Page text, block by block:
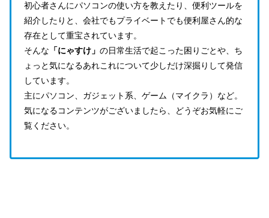
初心者さんにパソコンの使い方を教えたり、便利ツールを
紹介したりと、会社でもプライベートでも便利屋さん的な
存在として重宝されています。
そんな 「にゃすけ」 の日常生活で起こった困りごとや、ち
ょっと気になるあれこれについて少しだけ深掘りして発信
しています。
主にパソコン、ガジェット系、ゲーム（マイクラ）など。
気になるコンテンツがございましたら、どうぞお気軽にご
覧ください。